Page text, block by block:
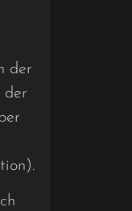
der
der